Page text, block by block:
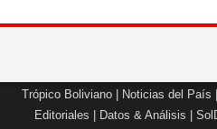
Trópico Boliviano Noticias del País
Editoriales
Datos & Análisis